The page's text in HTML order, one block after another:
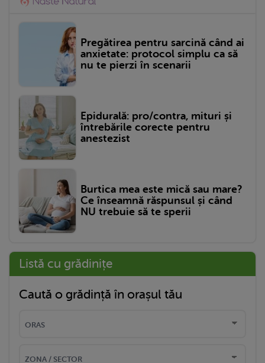
Pregătirea pentru sarcină când ai
anxietate: protocol simplu ca să
nu te pierzi în scenarii
Epidurală: pro/contra, mituri și
întrebările corecte pentru
anestezist
Burtica mea este mică sau mare?
Ce înseamnă răspunsul și când
NU trebuie să te sperii
Listă cu grădinițe
Caută o grădință în orașul tău